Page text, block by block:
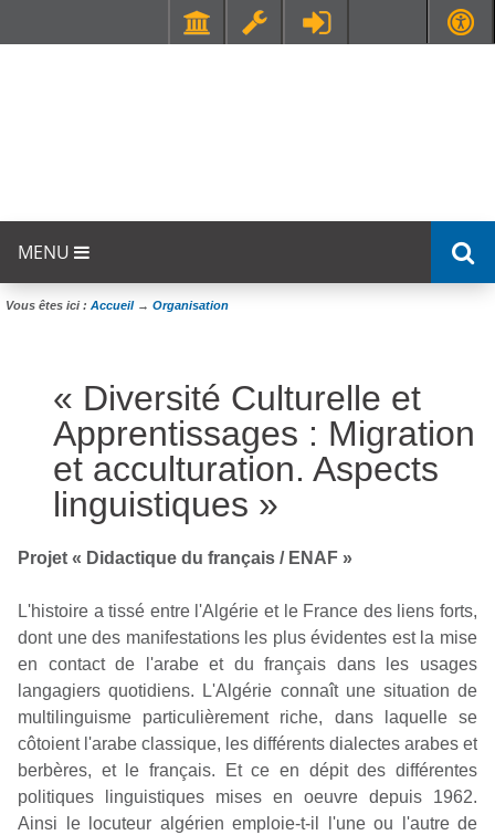
MENU
Vous êtes ici : Accueil→ Organisation
« Diversité Culturelle et
Apprentissages : Migration
et acculturation. Aspects
linguistiques »
Projet « Didactique du français / ENAF »
L'histoire a tissé entre l'Algérie et le France des liens forts,
dont une des manifestations les plus évidentes est la mise
en contact de l'arabe et du français dans les usages
langagiers quotidiens. L'Algérie connaît une situation de
multilinguisme particulièrement riche, dans laquelle se
côtoient l'arabe classique, les différents dialectes arabes et
berbères, et le français. Et ce en dépit des différentes
politiques linguistiques mises en oeuvre depuis 1962.
Ainsi le locuteur algérien emploie-t-il l'une ou l'autre de